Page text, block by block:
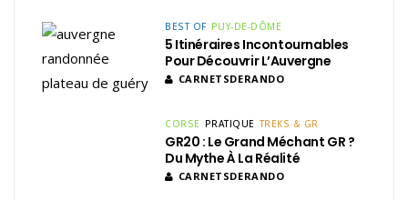
BEST OF PUY-DE-DÔME
5 Itinéraires Incontournables
Pour Découvrir L’Auvergne
CARNETSDERANDO
CORSE PRATIQUE TREKS & GR
GR20 : Le Grand Méchant GR ?
Du Mythe À La Réalité
CARNETSDERANDO